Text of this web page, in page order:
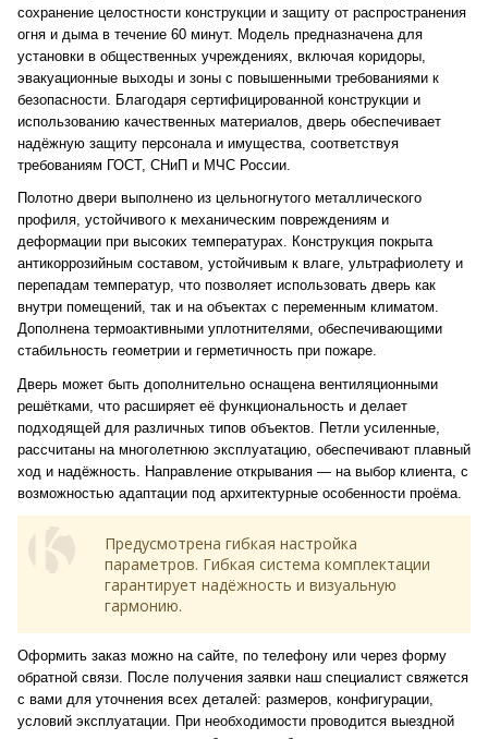
сохранение целостности конструкции и защиту от распространения
огня и дыма в течение 60 минут. Модель предназначена для
установки в общественных учреждениях, включая коридоры,
эвакуационные выходы и зоны с повышенными требованиями к
безопасности. Благодаря сертифицированной конструкции и
использованию качественных материалов, дверь обеспечивает
надёжную защиту персонала и имущества, соответствуя
требованиям ГОСТ, СНиП и МЧС России.
Полотно двери выполнено из цельногнутого металлического
профиля, устойчивого к механическим повреждениям и
деформации при высоких температурах. Конструкция покрыта
антикоррозийным составом, устойчивым к влаге, ультрафиолету и
перепадам температур, что позволяет использовать дверь как
внутри помещений, так и на объектах с переменным климатом.
Дополнена термоактивными уплотнителями, обеспечивающими
стабильность геометрии и герметичность при пожаре.
Дверь может быть дополнительно оснащена вентиляционными
решётками, что расширяет её функциональность и делает
подходящей для различных типов объектов. Петли усиленные,
рассчитаны на многолетнюю эксплуатацию, обеспечивают плавный
ход и надёжность. Направление открывания — на выбор клиента, с
возможностью адаптации под архитектурные особенности проёма.
Предусмотрена гибкая настройка
параметров. Гибкая система комплектации
гарантирует надёжность и визуальную
гармонию.
Оформить заказ можно на сайте, по телефону или через форму
обратной связи. После получения заявки наш специалист свяжется
с вами для уточнения всех деталей: размеров, конфигурации,
условий эксплуатации. При необходимости проводится выездной